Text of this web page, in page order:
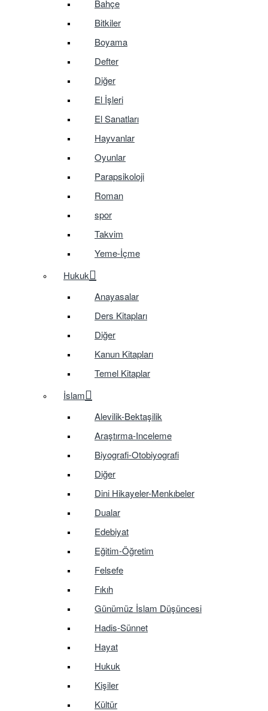
Bahçe
Bitkiler
Boyama
Defter
Diğer
El İşleri
El Sanatları
Hayvanlar
Oyunlar
Parapsikoloji
Roman
spor
Takvim
Yeme-İçme
Hukuk
Anayasalar
Ders Kitapları
Diğer
Kanun Kitapları
Temel Kitaplar
İslam
Alevilik-Bektaşilik
Araştırma-Inceleme
Biyografi-Otobiyografi
Diğer
Dini Hikayeler-Menkıbeler
Dualar
Edebiyat
Eğitim-Öğretim
Felsefe
Fıkıh
Günümüz İslam Düşüncesi
Hadis-Sünnet
Hayat
Hukuk
Kişiler
Kültür